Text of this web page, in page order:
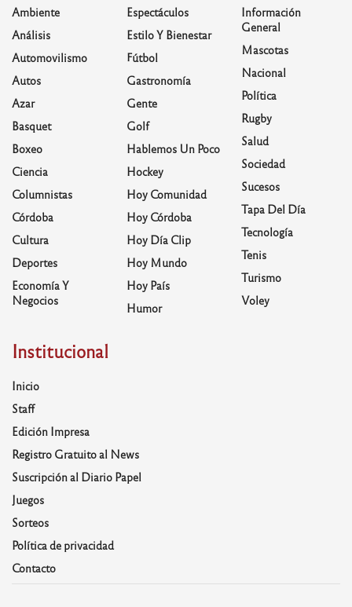
Ambiente
Análisis
Automovilismo
Autos
Azar
Basquet
Boxeo
Ciencia
Columnistas
Córdoba
Cultura
Deportes
Economía Y
Negocios
Espectáculos
Estilo Y Bienestar
Fútbol
Gastronomía
Gente
Golf
Hablemos Un Poco
Hockey
Hoy Comunidad
Hoy Córdoba
Hoy Día Clip
Hoy Mundo
Hoy País
Humor
Información
General
Mascotas
Nacional
Política
Rugby
Salud
Sociedad
Sucesos
Tapa Del Día
Tecnología
Tenis
Turismo
Voley
Institucional
Inicio
Staff
Edición Impresa
Registro Gratuito al News
Suscripción al Diario Papel
Juegos
Sorteos
Política de privacidad
Contacto